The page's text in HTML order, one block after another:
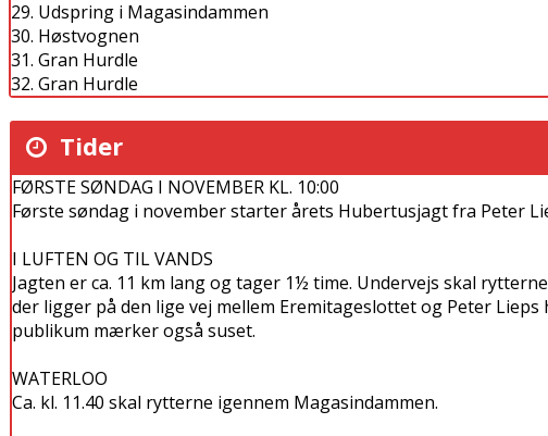
29. Udspring i Magasindammen
30. Høstvognen
31. Gran Hurdle
32. Gran Hurdle
Tider
FØRSTE SØNDAG I NOVEMBER KL. 10:00
Første søndag i november starter årets Hubertusjagt fra Peter
I LUFTEN OG TIL VANDS
Jagten er ca. 11 km lang og tager 1½ time. Undervejs skal
der ligger på den lige vej mellem Eremitageslottet og Peter
publikum mærker også suset.
WATERLOO
Ca. kl. 11.40 skal rytterne igennem Magasindammen.